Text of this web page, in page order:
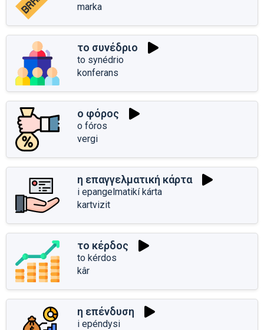
marka
το συνέδριο
to synédrio
konferans
ο φόρος
o fóros
vergi
η επαγγελματική κάρτα
i epangelmatikí kárta
kartvizit
το κέρδος
to kérdos
kâr
η επένδυση
i epéndysi